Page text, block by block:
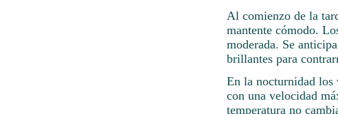
Al comienzo de la
mantente cómodo.
moderada. Se
brillantes para
En la nocturnidad los
con una velocidad
temperatura no